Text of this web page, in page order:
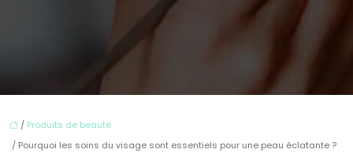
/ Produits de beauté
/ Pourquoi les soins du visage sont essentiels pour une peau éclatante ?